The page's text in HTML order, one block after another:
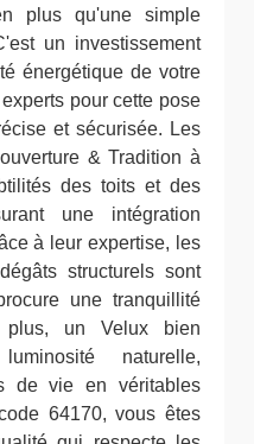
plus qu'une simple
un investissement
énergétique de votre
pour cette pose
et sécurisée. Les
& Tradition à
des toits et des
une intégration
à leur expertise, les
structurels sont
une tranquillité
plus, un Velux bien
naturelle,
de vie en véritables
64170, vous êtes